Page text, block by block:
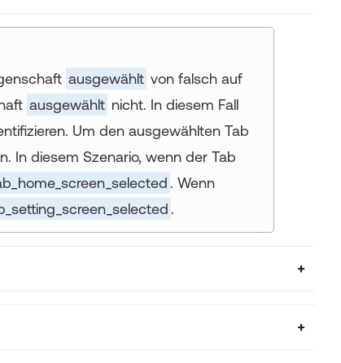
ausgewählt von falsch auf
ausgewählt nicht. In diesem Fall
Um den ausgewählten Tab
In diesem Szenario, wenn der Tab
. Wenn
.